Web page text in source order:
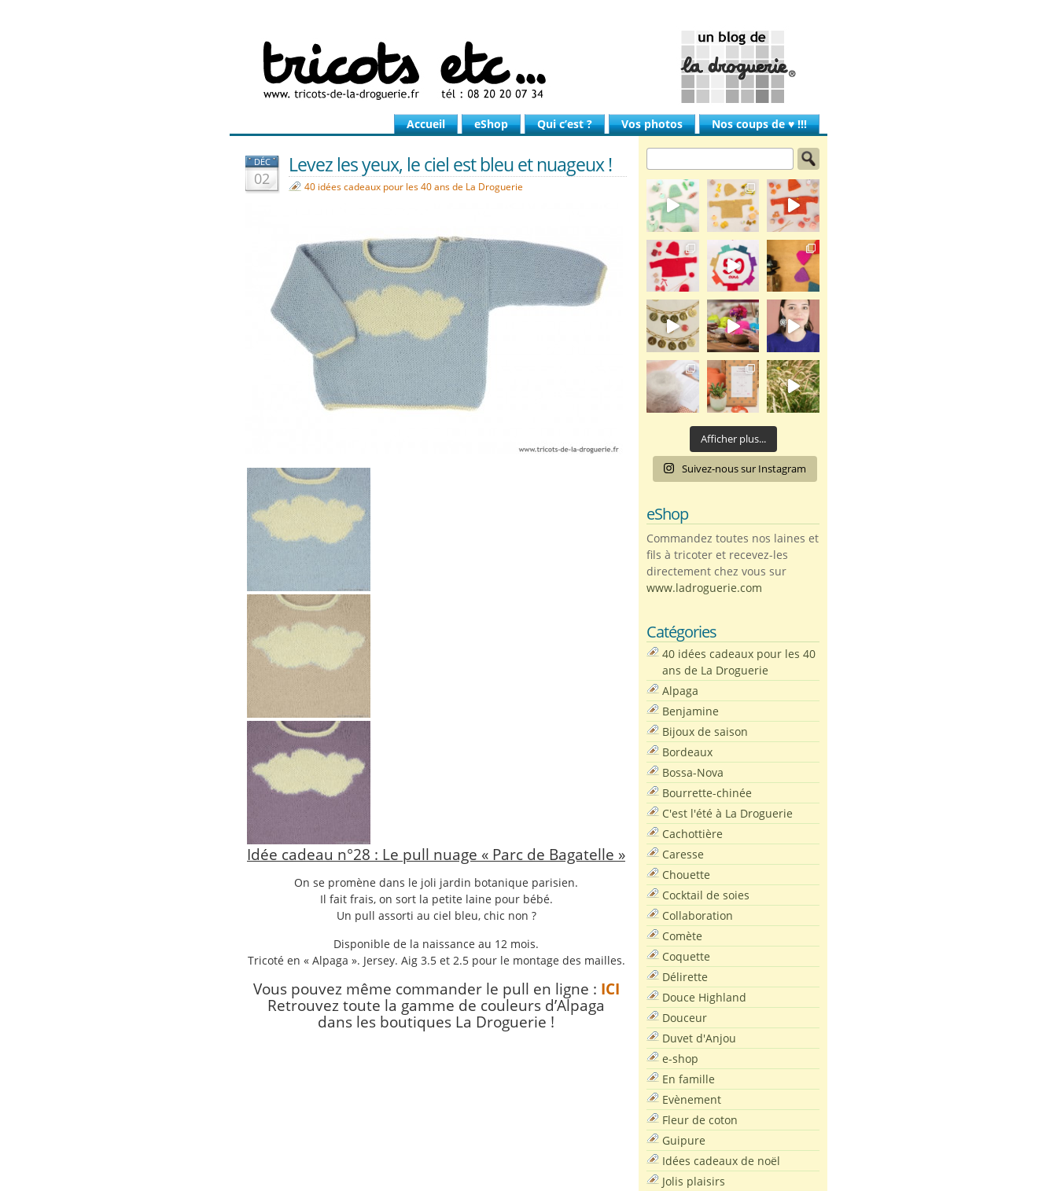
Accueil eShop Qui c’est ? Vos photos Nos coups de ♥ !!!
DÉC
02
Levez les yeux, le ciel est bleu et nuageux !
40 idées cadeaux pour les 40 ans de La Droguerie
Idée cadeau n°28 : Le pull nuage « Parc de Bagatelle »
On se promène dans le joli jardin botanique parisien.
Il fait frais, on sort la petite laine pour bébé.
Un pull assorti au ciel bleu, chic non ?
Disponible de la naissance au 12 mois.
Tricoté en « Alpaga ». Jersey. Aig 3.5 et 2.5 pour le montage des mailles.
Vous pouvez même commander le pull en ligne : ICI
Retrouvez toute la gamme de couleurs d’Alpaga
dans les boutiques La Droguerie !
Afficher plus...
Suivez-nous sur Instagram
eShop
Commandez toutes nos laines et
fils à tricoter et recevez-les
directement chez vous sur
www.ladroguerie.com
Catégories
40 idées cadeaux pour les 40
ans de La Droguerie
Alpaga
Benjamine
Bijoux de saison
Bordeaux
Bossa-Nova
Bourrette-chinée
C'est l'été à La Droguerie
Cachottière
Caresse
Chouette
Cocktail de soies
Collaboration
Comète
Coquette
Délirette
Douce Highland
Douceur
Duvet d'Anjou
e-shop
En famille
Evènement
Fleur de coton
Guipure
Idées cadeaux de noël
Jolis plaisirs